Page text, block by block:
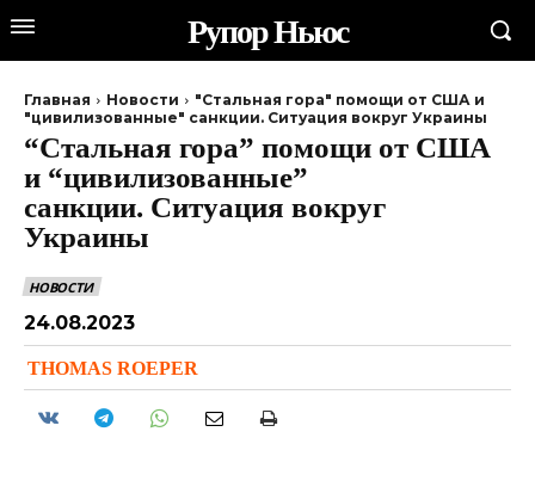
Рупор Ньюс
Главная Новости
"Стальная гора" помощи от США и
"цивилизованные" санкции. Ситуация вокруг Украины
“Стальная гора” помощи от США
и “цивилизованные”
санкции. Ситуация вокруг
Украины
НОВОСТИ
24.08.2023
THOMAS ROEPER